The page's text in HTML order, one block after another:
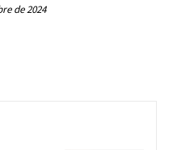
de 2024